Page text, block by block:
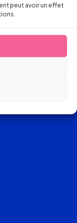
peut avoir un effet